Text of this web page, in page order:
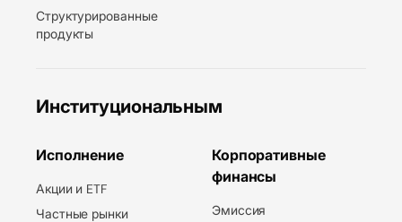
Структурированные
продукты
Институциональным
Исполнение
Акции и ETF
Частные рынки
Корпоративные
финансы
Эмиссия